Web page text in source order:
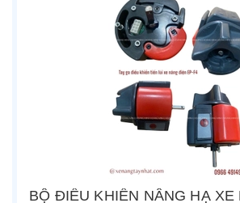
BỘ ĐIỀU KHIỂN NÂNG HẠ XE